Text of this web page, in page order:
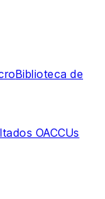
Biblioteca de
OACCUs